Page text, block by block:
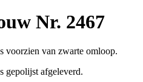
Nr. 2467
voorzien van zwarte omloop.
gepolijst afgeleverd.